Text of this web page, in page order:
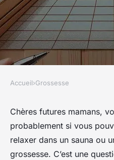
Peut-on utiliser
un hammam
premier
Accueil›Grossesse
Chères futures mamans,
probablement si vous
relaxer dans un sauna ou
grossesse. C’est une